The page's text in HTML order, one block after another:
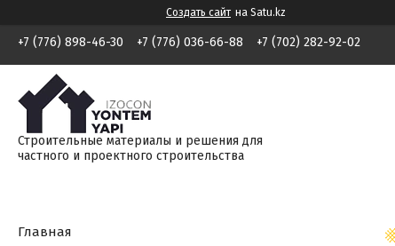
Создать сайт на Satu.kz
+7 (776) 898-46-30 +7 (776) 036-66-88 +7 (702) 282-92-02
Строительные материалы и решения для
частного и проектного строительства
Главная